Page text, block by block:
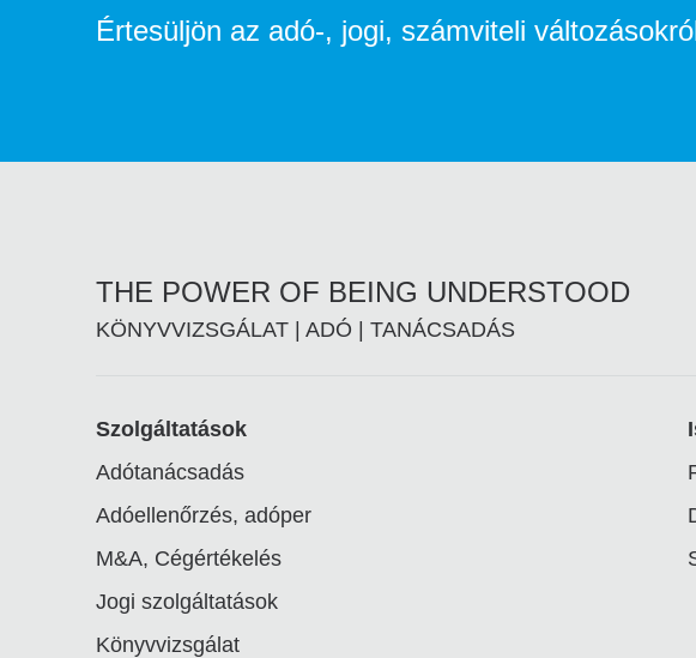
Értesüljön az adó-, jogi, számviteli
THE POWER OF BEING UNDERSTOOD
KÖNYVVIZSGÁLAT | ADÓ | TANÁCSADÁS
Footer
linkek
Szolgáltatások
Adótanácsadás
Adóellenőrzés, adóper
M&A, Cégértékelés
Jogi szolgáltatások
Könyvvizsgálat